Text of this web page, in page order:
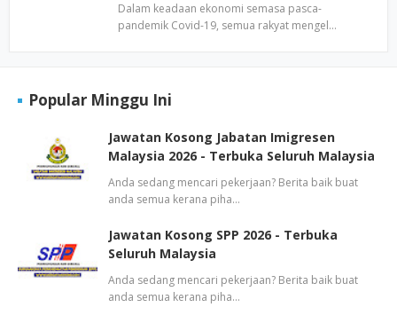
Dalam keadaan ekonomi semasa pasca-
pandemik Covid-19, semua rakyat mengel…
Popular Minggu Ini
Jawatan Kosong Jabatan Imigresen
Malaysia 2026 - Terbuka Seluruh Malaysia
Anda sedang mencari pekerjaan? Berita baik buat
anda semua kerana piha…
Jawatan Kosong SPP 2026 - Terbuka
Seluruh Malaysia
Anda sedang mencari pekerjaan? Berita baik buat
anda semua kerana piha…